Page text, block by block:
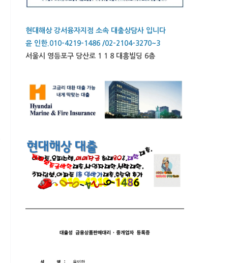
현대해상 강서융자지점 소속 대출상담사 입니다
윤 인한.010-4219-1486 /02-2104-3270~3
서울시 영등포구 당산로 1 1 8 대흥빌딩 6층